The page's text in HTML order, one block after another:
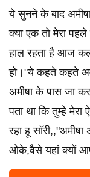
ये सुनने के बाद
क्या एक तो मेरा
हाल रहता है आज
हो।"ये कहते कहते
अमीषा के पास जा
पता था कि तुम्हे मेरा
रहा हू
ओके,वैसे यहां क्यों